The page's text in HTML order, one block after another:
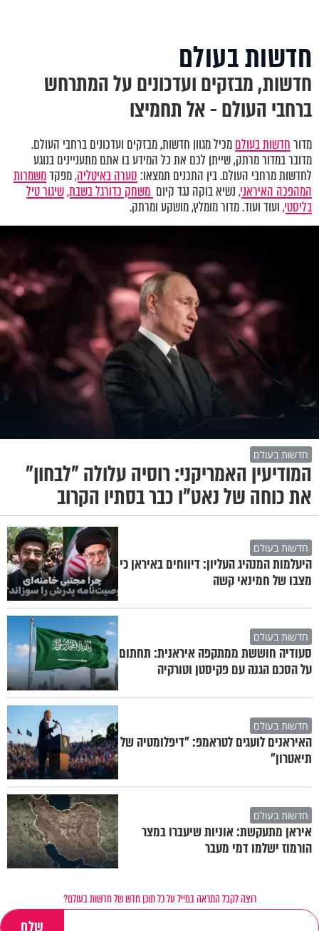
חדשות בעולם
חדשות, מבזקים ועדכונים על המתרחש
ברחבי העולם - אל תחמיצו
מדורחדשות בעולםמכיל מגוון חדשות, מבזקים ועדכונים ברחבי העולם.
מדובר במדור מרתק, שייתן לכם את כל המידע בו אתם מתעניינים בנוגע
לחדשות מרחבי העולם. בין התכנים תמצאו: סערה באיטליה,מפקדמשמרות
המהפכה האיראני,נשיא בוקה נגד קיום משחק כדורגל בשבת,שיגור טיל
בליסטי,ועוד ועוד. מדור מומלץ, מושקע ומרתק.
חדשות בעולם
המודיעין האמריקני: רוסיה עלולה "לבחון"
את כוחה של נאט"ו כבר בסתיו הקרוב
חדשות בעולם
היעלמות המנהיג העליון: דיווחים באיראן כי
מצבו של חמינאי קשה
חדשות בעולם
סעודיה חוששת ממתקפה איראנית: תחתום
על הסכם הגנה עם פקיסטן וטורקיה
חדשות בעולם
האיראנים לועגים לטראמפ: "דיפלומטיה של
תיאטרון"
חדשות בעולם
איראן מתעקשת: אוניות שיעברו במצר
הורמוז ישלמו דמי מעבר
רוצה לקבל התראה במייל על כל תוכן חדש של חדשות בעולם?